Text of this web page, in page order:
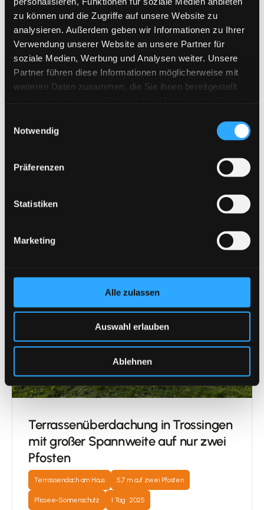
zu können und die Zugriffe auf unsere Website zu
analysieren. Außerdem geben wir Informationen zu Ihrer
Verwendung unserer Website an unsere Partner für
soziale Medien, Werbung und Analysen weiter. Unsere
Partner führen diese Informationen möglicherweise mit
weiteren Daten zusammen, die Sie ihnen bereitgestellt
Notwendig
Präferenzen
Statistiken
Marketing
Alle zulassen
Auswahl erlauben
Ablehnen
Preis-Transparenz
rund 23.500 Euro, Festpreis nach
Aufmaß
Region
Terrassenüberdachung in Trossingen
mit großer Spannweite auf nur zwei
Pfosten
Terrassendach am Haus 5,7 m auf zwei Pfosten
Plissee-Sonnenschutz 1 Tag · 2025